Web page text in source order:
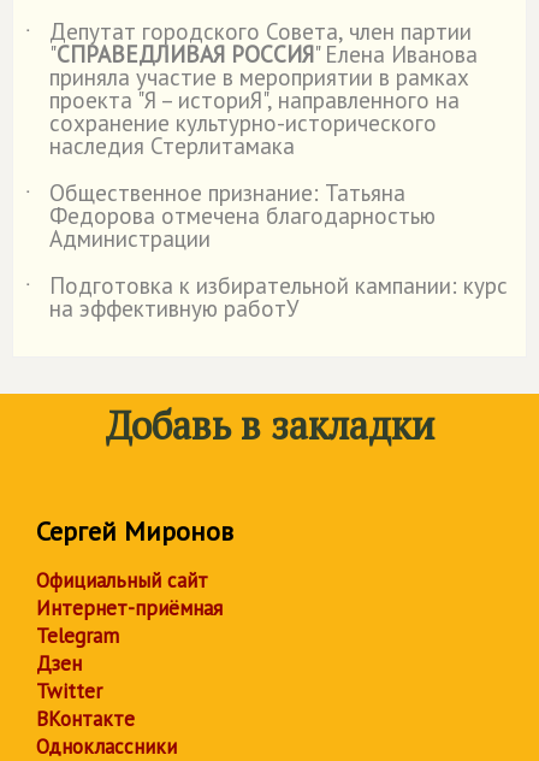
˙
Депутат городского Совета, член партии
"СПРАВЕДЛИВАЯ РОССИЯ" Елена Иванова
приняла участие в мероприятии в рамках
проекта "Я – историЯ", направленного на
сохранение культурно-исторического
наследия Стерлитамака
˙
Общественное признание: Татьяна
Федорова отмечена благодарностью
Администрации
˙
Подготовка к избирательной кампании: курс
на эффективную работУ
Добавь в закладки
Сергей Миронов
Официальный сайт
Интернет-приёмная
Telegram
Дзен
Twitter
ВКонтакте
Одноклассники